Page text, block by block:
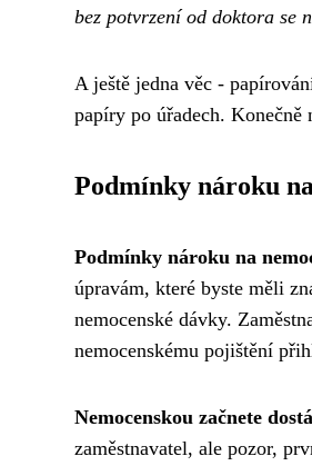
bez potvrzení od doktora se
A ještě jedna věc -
papíry po úřadech. Konečně
Podmínky nároku
Podmínky nároku na
úpravám, které byste měli
nemocenské dávky.
nemocenskému pojištění
Nemocenskou začnete
zaměstnavatel, ale pozor,